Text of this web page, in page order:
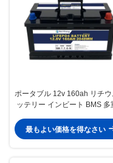
ポータブル 12v 160ah リチ
ッテリー インビート BMS 多
最もよい価格を得なさい